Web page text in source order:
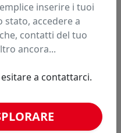
formati e
e durata nel
inserire i tuoi
accedere a
contatti del tuo
ancora...
a contattarci.